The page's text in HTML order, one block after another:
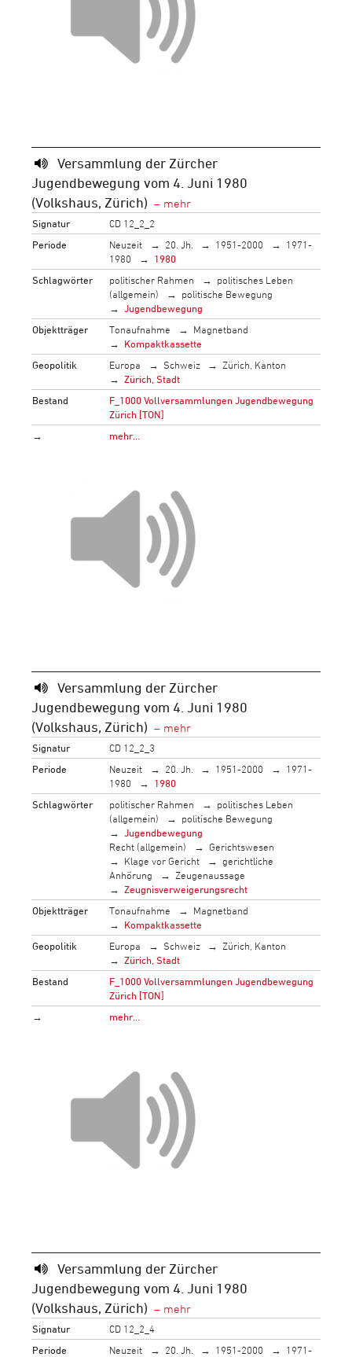
Versammlung der Zürcher
Jugendbewegung vom 4. Juni 1980
(Volkshaus, Zürich)
Signatur
CD 12_2_2
Periode
Neuzeit 20. Jh. 1951-2000
1971-
1980
1980
Schlagwörter
politischer Rahmen
politisches Leben
(allgemein)
politische Bewegung
Jugendbewegung
Objektträger
Tonaufnahme
Magnetband
Kompaktkassette
Geopolitik
Europa Schweiz
Zürich, Kanton
Zürich, Stadt
Bestand
F_1000 Vollversammlungen Jugendbewegung
Zürich [TON]
→
mehr…
Versammlung der Zürcher
Jugendbewegung vom 4. Juni 1980
(Volkshaus, Zürich)
Signatur
CD 12_2_3
Periode
Neuzeit 20. Jh. 1951-2000
1971-
1980
1980
Schlagwörter
politischer Rahmen
politisches Leben
(allgemein)
politische Bewegung
Jugendbewegung
Recht (allgemein)
Gerichtswesen
Klage vor Gericht
gerichtliche
Anhörung
Zeugenaussage
Zeugnisverweigerungsrecht
Objektträger
Tonaufnahme
Magnetband
Kompaktkassette
Geopolitik
Europa Schweiz
Zürich, Kanton
Zürich, Stadt
Bestand
F_1000 Vollversammlungen Jugendbewegung
Zürich [TON]
→
mehr…
Versammlung der Zürcher
Jugendbewegung vom 4. Juni 1980
(Volkshaus, Zürich)
Signatur
CD 12_2_4
Periode
Neuzeit 20. Jh. 1951-2000
1971-